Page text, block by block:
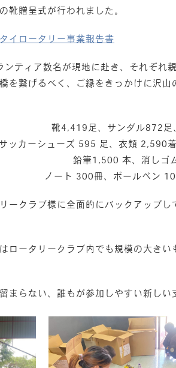
靴贈呈式が行われました。
タイロータリー事業報告書
ティア数名が現地に赴き、それぞれ親
を繋げるべく、ご縁をきっかけに沢
靴4,419足、サンダル872足
サッカーシューズ 595 足、衣類 2,590
鉛筆1,500 本、消しゴ
ノート 300冊、ボールペン
ークラブ様に全面的にバックアップ
ロータリークラブ内でも規模の大き
まらない、誰もが参加しやすい新しい